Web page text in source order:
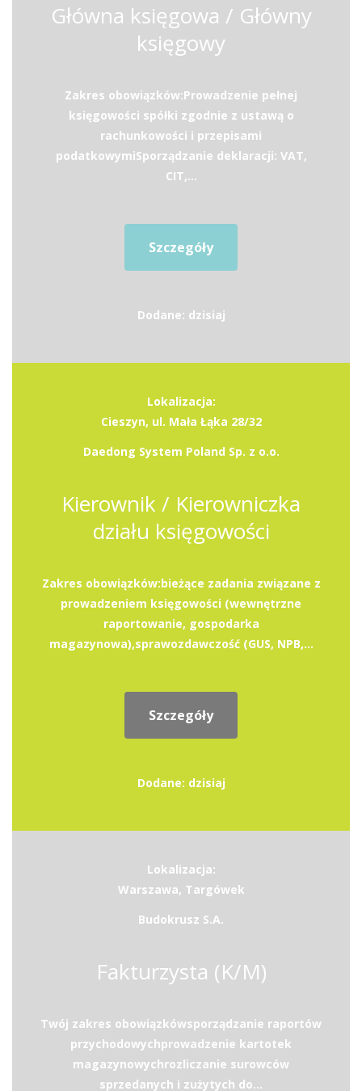
Główna księgowa / Główny
księgowy
Zakres obowiązków:Prowadzenie pełnej
księgowości spółki zgodnie z ustawą o
rachunkowości i przepisami
podatkowymiSporządzanie deklaracji: VAT,
CIT,...
Szczegóły
Dodane: dzisiaj
Lokalizacja:
Cieszyn, ul. Mała Łąka 28/32
Daedong System Poland Sp. z o.o.
Kierownik / Kierowniczka
działu księgowości
Zakres obowiązków:bieżące zadania związane z
prowadzeniem księgowości (wewnętrzne
raportowanie, gospodarka
magazynowa),sprawozdawczość (GUS, NPB,...
Szczegóły
Dodane: dzisiaj
Lokalizacja:
Warszawa, Targówek
Budokrusz S.A.
Fakturzysta (K/M)
Twój zakres obowiązkówsporządzanie raportów
przychodowychprowadzenie kartotek
magazynowychrozliczanie surowców
sprzedanych i zużytych do...